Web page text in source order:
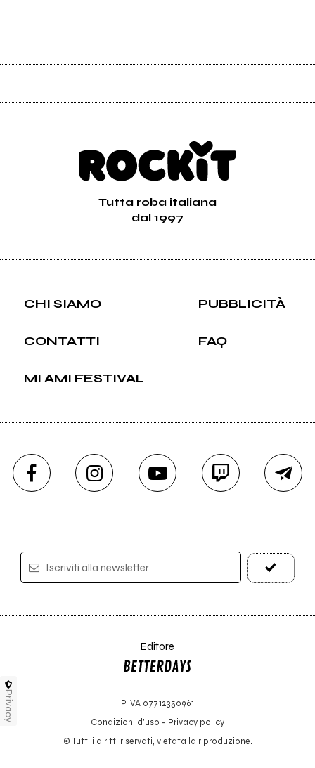
Tutta roba italiana
dal 1997
CHI SIAMO PUBBLICITÀ
CONTATTI FAQ
MI AMI FESTIVAL
Iscriviti alla newsletter
Editore
P.IVA 07712350961
Condizioni d'uso - Privacy policy
© Tutti i diritti riservati, vietata la riproduzione.
Privacy